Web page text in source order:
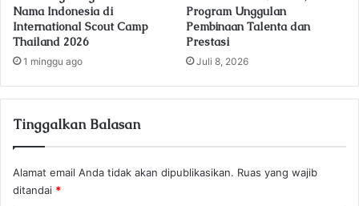
Nama Indonesia di
International Scout Camp
Thailand 2026
1 minggu ago
Program Unggulan
Pembinaan Talenta dan
Prestasi
Juli 8, 2026
Tinggalkan Balasan
Alamat email Anda tidak akan dipublikasikan. Ruas yang wajib
ditandai *